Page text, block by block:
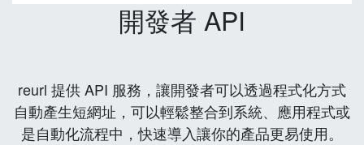
開發者 API
reurl 提供 API 服務，讓開發者可以透過程式化方式
自動產生短網址，可以輕鬆整合到系統、應用程式或
是自動化流程中，快速導入讓你的產品更易使用。